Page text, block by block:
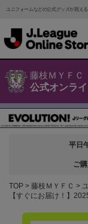
ユニフォームなどの公式グッズが買える
藤枝ＭＹＦＣ
公式オンラ
平日
ご
TOP 藤枝ＭＹＦＣ
【すぐにお届け！】